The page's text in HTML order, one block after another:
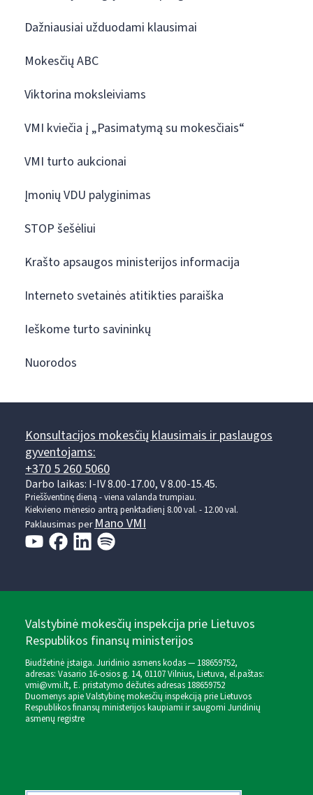
Dažniausiai užduodami klausimai
Mokesčių ABC
Viktorina moksleiviams
VMI kviečia į „Pasimatymą su mokesčiais“
VMI turto aukcionai
Įmonių VDU palyginimas
STOP šešėliui
Krašto apsaugos ministerijos informacija
Interneto svetainės atitikties paraiška
Ieškome turto savininkų
Nuorodos
Konsultacijos mokesčių klausimais ir paslaugos
gyventojams:
+370 5 260 5060
Darbo laikas: I-IV 8.00-17.00, V 8.00-15.45.
Prieššventinę dieną - viena valanda trumpiau.
Kiekvieno mėnesio antrą penktadienį 8.00 val. - 12.00 val.
Paklausimas perMano VMI
Valstybinė mokesčių inspekcija prie Lietuvos
Respublikos finansų ministerijos
Biudžetinė įstaiga. Juridinio asmens kodas — 188659752,
adresas: Vasario 16-osios g. 14, 01107 Vilnius, Lietuva, el.paštas:
vmi@vmi.lt, E. pristatymo dėžutės adresas 188659752
Duomenys apie Valstybinę mokesčių inspekciją prie Lietuvos
Respublikos finansų ministerijos kaupiami ir saugomi Juridinių
asmenų registre